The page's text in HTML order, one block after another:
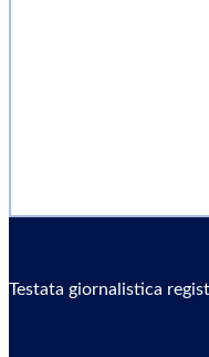
Testata giornalistica